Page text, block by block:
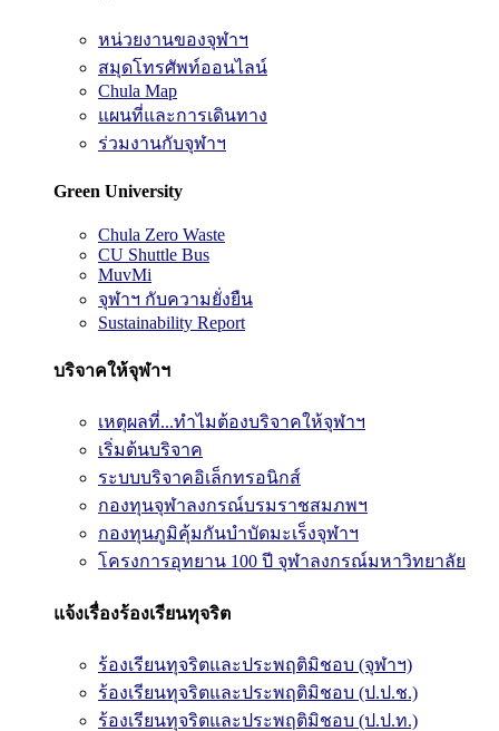
หน่วยงานของจุฬาฯ
สมุดโทรศัพท์ออนไลน์
Chula Map
แผนที่และการเดินทาง
ร่วมงานกับจุฬาฯ
Green University
Chula Zero Waste
CU Shuttle Bus
MuvMi
จุฬาฯ กับความยั่งยืน
Sustainability Report
บริจาคให้จุฬาฯ
เหตุผลที่...ทำไมต้องบริจาคให้จุฬาฯ
เริ่มต้นบริจาค
ระบบบริจาคอิเล็กทรอนิกส์
กองทุนจุฬาลงกรณ์บรมราชสมภพฯ
กองทุนภูมิคุ้มกันบำบัดมะเร็งจุฬาฯ
โครงการอุทยาน 100 ปี จุฬาลงกรณ์มหาวิทยาลัย
แจ้งเรื่องร้องเรียนทุจริต
ร้องเรียนทุจริตและประพฤติมิชอบ (จุฬาฯ)
ร้องเรียนทุจริตและประพฤติมิชอบ (ป.ป.ช.)
ร้องเรียนทุจริตและประพฤติมิชอบ (ป.ป.ท.)